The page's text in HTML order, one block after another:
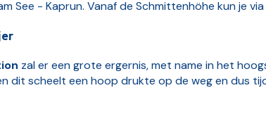
See - Kaprun. Vanaf de Schmittenhöhe kun je
zal er een grote ergernis, met name in het
dit scheelt een hoop drukte op de weg en dus